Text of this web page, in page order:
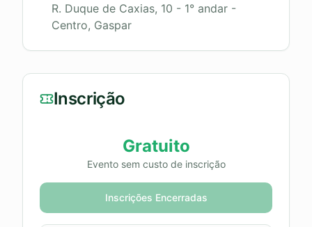
R. Duque de Caxias, 10 - 1° andar -
Centro, Gaspar
Inscrição
Gratuito
Evento sem custo de inscrição
Inscrições Encerradas